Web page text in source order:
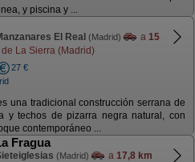
y piscina y ...
El Real (Madrid) a 15
La Sierra (Madrid)
27 €
una tradicional construcción serrana de
y techos de pizarra negra natural, con
contemporáneo ...
Fragua
(Madrid) a 17,8 km